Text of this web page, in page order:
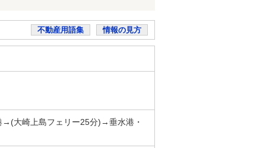
不動産用語集 情報の見方
大崎上島フェリー25分)→垂水港・